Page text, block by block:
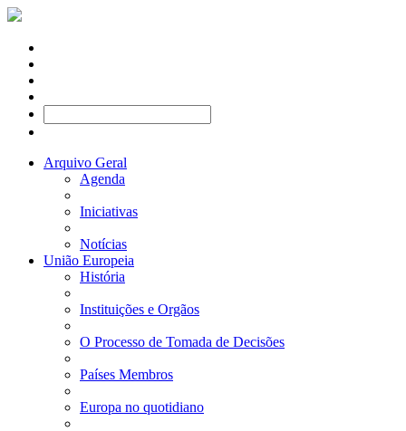
Arquivo Geral
Agenda
Iniciativas
Notícias
União Europeia
História
Instituições e Orgãos
O Processo de Tomada de Decisões
Países Membros
Europa no quotidiano